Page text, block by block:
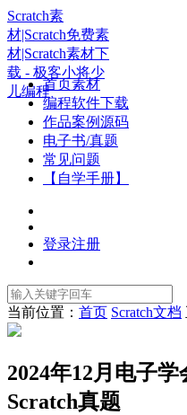
Scratch素
材|Scratch免费素
材|Scratch素材下
载 - 极客小将少
儿编程首页素材
编程软件下载
作品案例源码
电子书/真题
常见问题
【自学手册】
登录注册
当前位置： 首页 Scratch文档
2024年12月电子
Scratch真题